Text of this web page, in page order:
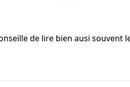
de lire bien ausi souvent